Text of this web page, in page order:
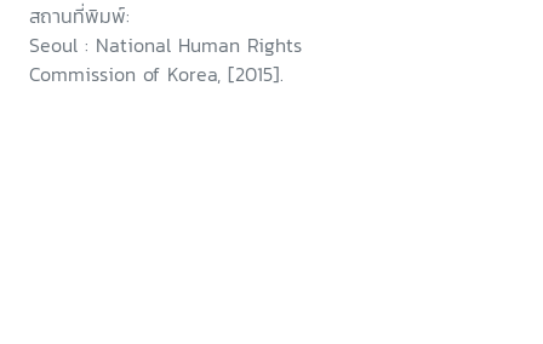
สถานที่พิมพ์:
Seoul : National Human Rights
Commission of Korea, [2015].